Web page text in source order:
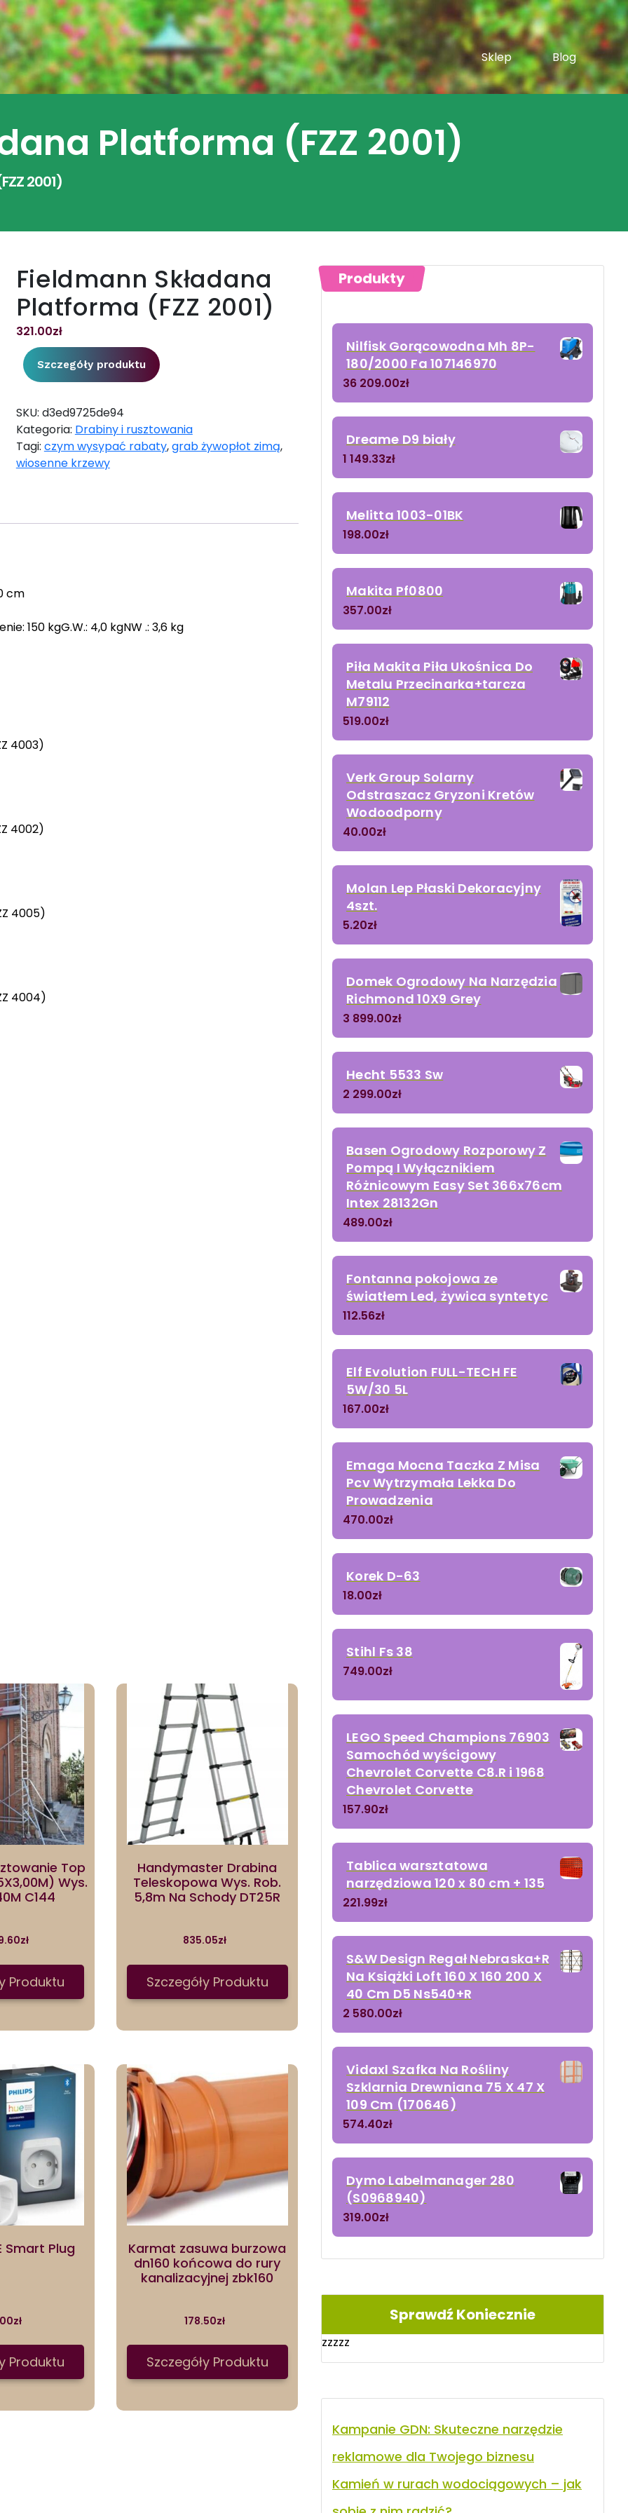
Sklep Blog
Platforma (FZZ 2001)
2001)
Fieldmann Składana
Platforma (FZZ 2001)
321.00zł
Szczegóły produktu
SKU: d3ed9725de94
Kategoria: Drabiny i rusztowania
Tagi: czym wysypać rabaty,grab żywopłot zimą,
wiosenne krzewy
cm
150 kgG.W.: 4,0 kgNW .: 3,6 kg
4003)
4002)
4005)
4004)
Top
Wys.
C144
zł
Produktu
Handymaster Drabina
Teleskopowa Wys. Rob.
5,8m Na Schody DT25R
835.05zł
Szczegóły Produktu
Smart Plug
zł
Produktu
Karmat zasuwa burzowa
dn160 końcowa do rury
kanalizacyjnej zbk160
178.50zł
Szczegóły Produktu
Produkty
Nilfisk Gorącowodna Mh 8P-
180/2000 Fa 107146970
36 209.00zł
Dreame D9 biały
1 149.33zł
Melitta 1003-01BK
198.00zł
Makita Pf0800
357.00zł
Piła Makita Piła Ukośnica Do
Metalu Przecinarka+tarcza
M79112
519.00zł
Verk Group Solarny
Odstraszacz Gryzoni Kretów
Wodoodporny
40.00zł
Molan Lep Płaski Dekoracyjny
4szt.
5.20zł
Domek Ogrodowy Na Narzędzia
Richmond 10X9 Grey
3 899.00zł
Hecht 5533 Sw
2 299.00zł
Basen Ogrodowy Rozporowy Z
Pompą I Wyłącznikiem
Różnicowym Easy Set 366x76cm
Intex 28132Gn
489.00zł
Fontanna pokojowa ze
światłem Led, żywica syntetyc
112.56zł
Elf Evolution FULL-TECH FE
5W/30 5L
167.00zł
Emaga Mocna Taczka Z Misa
Pcv Wytrzymała Lekka Do
Prowadzenia
470.00zł
Korek D-63
18.00zł
Stihl Fs 38
749.00zł
LEGO Speed Champions 76903
Samochód wyścigowy
Chevrolet Corvette C8.R i 1968
Chevrolet Corvette
157.90zł
Tablica warsztatowa
narzędziowa 120 x 80 cm + 135
221.99zł
S&W Design Regał Nebraska+R
Na Książki Loft 160 X 160 200 X
40 Cm D5 Ns540+R
2 580.00zł
Vidaxl Szafka Na Rośliny
Szklarnia Drewniana 75 X 47 X
109 Cm (170646)
574.40zł
Dymo Labelmanager 280
(S0968940)
319.00zł
Sprawdź Koniecznie
zzzzz
Kampanie GDN: Skuteczne narzędzie
reklamowe dla Twojego biznesu
Kamień w rurach wodociągowych – jak